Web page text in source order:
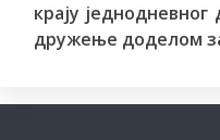
крају
дружење доделом